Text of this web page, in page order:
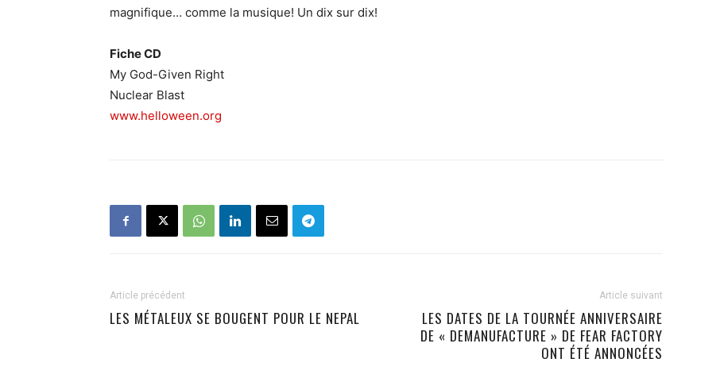
magnifique… comme la musique! Un dix sur dix!
Fiche CD
My God-Given Right
Nuclear Blast
www.helloween.org
Article précédent
LES MÉTALEUX SE BOUGENT POUR LE NEPAL
Article suivant
LES DATES DE LA TOURNÉE ANNIVERSAIRE
DE « DEMANUFACTURE » DE FEAR FACTORY
ONT ÉTÉ ANNONCÉES